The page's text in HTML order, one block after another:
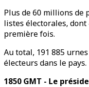
Plus de 60 millions de
listes électorales,
première fois.
Au total, 191 885
électeurs dans le pays.
1850 GMT - Le